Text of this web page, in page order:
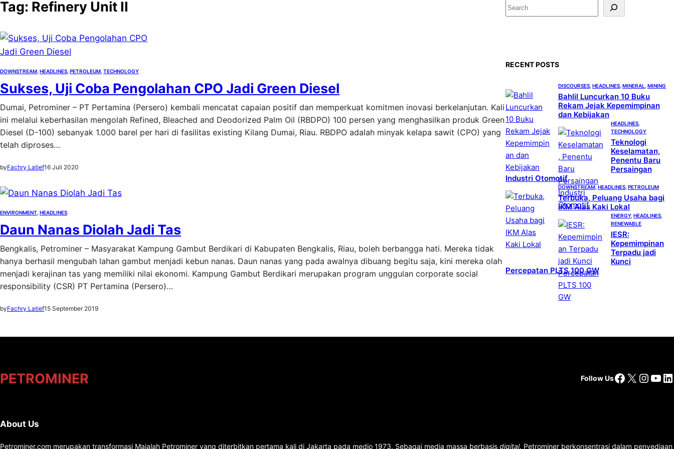
Tag: Refinery Unit II
DOWNSTREAM HEADLINES PETROLEUM TECHNOLOGY
Sukses, Uji Coba Pengolahan CPO Jadi Green Diesel
Dumai, Petrominer – PT Pertamina (Persero) kembali mencatat capaian positif dan memperkuat komitmen inovasi berkelanjutan. Kali
ini melalui keberhasilan mengolah Refined, Bleached and Deodorized Palm Oil (RBDPO) 100 persen yang menghasilkan produk Green
Diesel (D-100) sebanyak 1.000 barel per hari di fasilitas existing Kilang Dumai, Riau. RBDPO adalah minyak kelapa sawit (CPO) yang
telah diproses…
byFachry Latief16 Juli 2020
ENVIRONMENT HEADLINES
Daun Nanas Diolah Jadi Tas
Bengkalis, Petrominer – Masyarakat Kampung Gambut Berdikari di Kabupaten Bengkalis, Riau, boleh berbangga hati. Mereka tidak
hanya berhasil mengubah lahan gambut menjadi kebun nanas. Daun nanas yang pada awalnya dibuang begitu saja, kini mereka olah
menjadi kerajinan tas yang memiliki nilai ekonomi. Kampung Gambut Berdikari merupakan program unggulan corporate social
responsibility (CSR) PT Pertamina (Persero)…
byFachry Latief15 September 2019
S
e
RECENT POSTS
DISCOURSES HEADLINES MINERAL MINING
Bahlil Luncurkan 10 Buku
Rekam Jejak Kepemimpinan
dan Kebijakan
HEADLINES
TECHNOLOGY
Teknologi
Keselamatan,
Penentu Baru
Persaingan
Industri Otomotif
DOWNSTREAM HEADLINES PETROLEUM
Terbuka, Peluang Usaha bagi
IKM Alas Kaki Lokal
ENERGY, HEADLINES
RENEWABLE
IESR:
Kepemimpinan
Terpadu jadi
Kunci
Percepatan PLTS 100 GW
PETROMINER Follow UsFacebook
X
About Us
Petrominer.com merupakan transformasi Majalah Petrominer yang diterbitkan pertama kali di Jakarta pada medio 1973. Sebagai media massa berbasis digital, Petrominer berkonsentrasi dalam penyediaan